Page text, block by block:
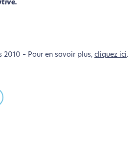
2010 – Pour en savoir plus, cliquez ici.